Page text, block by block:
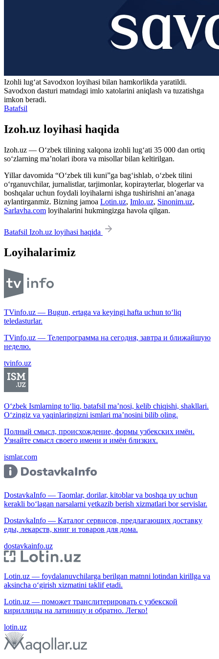
Izohli lugʻat Savodxon loyihasi bilan hamkorlikda yaratildi.
Savodxon dasturi matndagi imlo xatolarini aniqlash va tuzatishga
imkon beradi.
Batafsil
Izoh.uz loyihasi haqida
Izoh.uz — O‘zbek tilining xalqona izohli lug‘ati 35 000 dan ortiq
so‘zlarning ma’nolari ibora va misollar bilan keltirilgan.
Yillar davomida “O‘zbek tili kuni”ga bag‘ishlab, o‘zbek tilini
o‘rganuvchilar, jurnalistlar, tarjimonlar, kopirayterlar, blogerlar va
boshqalar uchun foydali loyihalarni ishga tushirishni an’anaga
aylantirganmiz. Bizning jamoa Lotin.uz, Imlo.uz, Sinonim.uz,
Sarlavha.com loyihalarini hukmingizga havola qilgan.
Batafsil Izoh.uz loyihasi haqida
Loyihalarimiz
TVinfo.uz — Bugun, ertaga va keyingi hafta uchun to‘liq
teledasturlar.
TVinfo.uz — Телепрограмма на сегодня, завтра и ближайшую
неделю.
tvinfo.uz
O‘zbek Ismlarning to‘liq, batafsil ma’nosi, kelib chiqishi, shakllari.
O‘zingiz va yaqinlaringizni ismlari ma’nosini bilib oling.
Полный смысл, происхождение, формы узбекских имён.
Узнайте смысл своего имени и имён близких.
ismlar.com
DostavkaInfo — Taomlar, dorilar, kitoblar va boshqa uy uchun
kerakli bo‘lagan narsalarni yetkazib berish xizmatlari bor servislar.
DostavkaInfo — Каталог сервисов, предлагающих доставку
еды, лекарств, книг и товаров для дома.
dostavkainfo.uz
Lotin.uz — foydalanuvchilarga berilgan matnni lotindan kirillga va
aksincha o‘girish xizmatini taklif etadi.
Lotin.uz — поможет транслитерировать с узбекской
кириллицы на латиницу и обратно. Легко!
lotin.uz